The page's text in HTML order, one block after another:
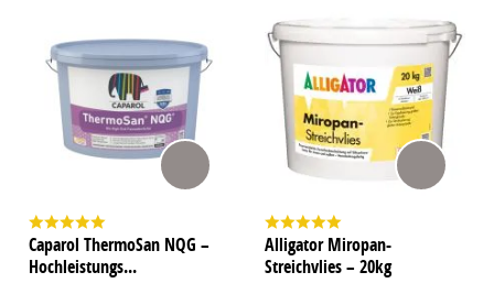
Caparol ThermoSan NQG –
Hochleistungs...
Alligator Miropan-
Streichvlies – 20kg